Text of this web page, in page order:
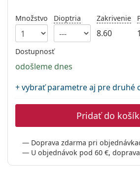
Všetky značky
Persol
Prada
Všetky značky
Množstvo Dioptria Zakrivenie
8.60
Dostupnosť
odošleme dnes
+ vybrať parametre aj pre druhé
Pridať do
Doprava zdarma pri
U objednávok pod 60 €,